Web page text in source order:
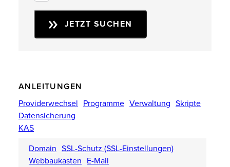
JETZT SUCHEN
ANLEITUNGEN
Providerwechsel Programme Verwaltung Skripte
Datensicherung
KAS
Domain SSL-Schutz (SSL-Einstellungen)
Webbaukasten E-Mail